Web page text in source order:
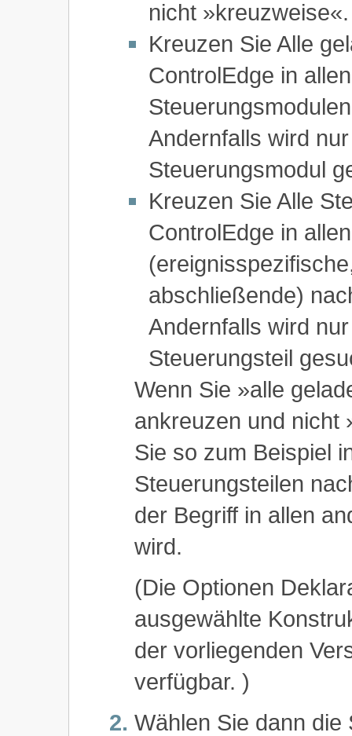
nicht »kreuzweise«.
Kreuzen Sie Alle
ControlEdge in
Andernfalls wird
Steuerungsmodul
Kreuzen Sie Alle
ControlEdge in
abschließende)
Andernfalls wird
Steuerungsteil
Wenn Sie »alle
ankreuzen und nicht
Sie so zum Beispiel
Steuerungsteilen
der Begriff in allen
wird.
(Die Optionen
ausgewählte
der vorliegenden
verfügbar. )
Wählen Sie dann